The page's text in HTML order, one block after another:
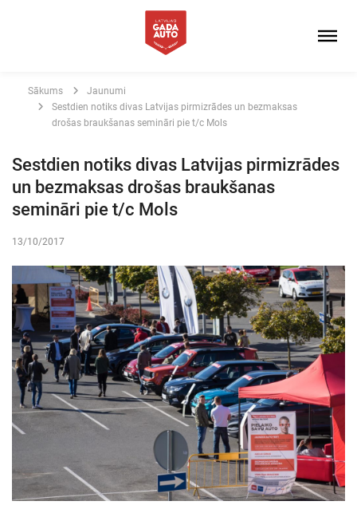
Sākums
Jaunumi
Sestdien notiks divas Latvijas pirmizrādes un bezmaksas
drošas braukšanas semināri pie t/c Mols
Sestdien notiks divas Latvijas pirmizrādes
un bezmaksas drošas braukšanas
semināri pie t/c Mols
13/10/2017